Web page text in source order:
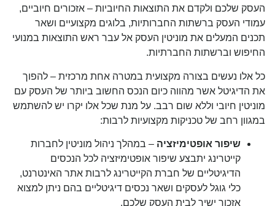
העסק שלכם ולקדם את התוצאות החיוביות – אזכורים חיוביים,
עמודי העסק ברשתות החברותיות, בלוגים מקצועיים ושאר
תכנים המעלים את מוניטין העסק אל עבר ראש התוצאות במנועי
החיפוש וברשתות החברתיות.
כל אלו נעשים בצורה מקצועית במטרה אחת מרכזית – להפוך
את הדיגיטל אשר מהווה כיום הנכס החשוב ביותר של העסק עם
מוניטין חיובי וללא שום רבב. על מנת שכל אלו יקרו יש להשתמש
במגוון רחב של טכניקות מקצועיות לרבות:
שיפור אופטימיזציה – במהלך ניהול מוניטין לחברות
קייטרינג יתבצע שיפור אופטימיזציה לכל הנכסים
הדיגיטליים של חברת הקייטרינג לרבות אתר האינטרנט,
כלי גוגל לעסקים ושאר נכסים דיגיטליים בהם ניתן למצוא
אזכור ישיר לבית העסק שלכם.